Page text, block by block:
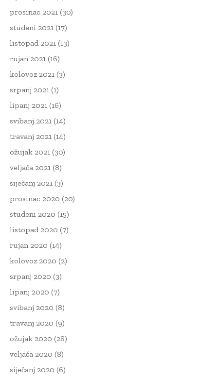
prosinac 2021 (30)
studeni 2021 (17)
listopad 2021 (13)
rujan 2021 (16)
kolovoz 2021 (3)
srpanj 2021 (1)
lipanj 2021 (16)
svibanj 2021 (14)
travanj 2021 (14)
ožujak 2021 (30)
veljača 2021 (8)
siječanj 2021 (3)
prosinac 2020 (20)
studeni 2020 (15)
listopad 2020 (7)
rujan 2020 (14)
kolovoz 2020 (2)
srpanj 2020 (3)
lipanj 2020 (7)
svibanj 2020 (8)
travanj 2020 (9)
ožujak 2020 (28)
veljača 2020 (8)
siječanj 2020 (6)